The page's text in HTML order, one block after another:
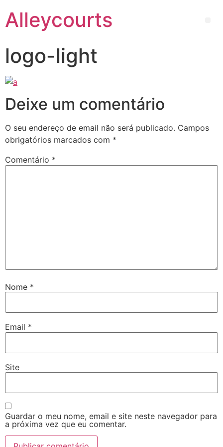
Alleycourts
logo-light
Deixe um comentário
O seu endereço de email não será publicado. Campos
obrigatórios marcados com *
Comentário *
Nome *
Email *
Site
Guardar o meu nome, email e site neste navegador para
a próxima vez que eu comentar.